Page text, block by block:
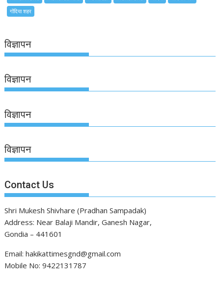
गोंदिया शहर
विज्ञापन
विज्ञापन
विज्ञापन
विज्ञापन
Contact Us
Shri Mukesh Shivhare (Pradhan Sampadak)
Address: Near Balaji Mandir, Ganesh Nagar,
Gondia – 441601
Email: hakikattimesgnd@gmail.com
Mobile No: 9422131787